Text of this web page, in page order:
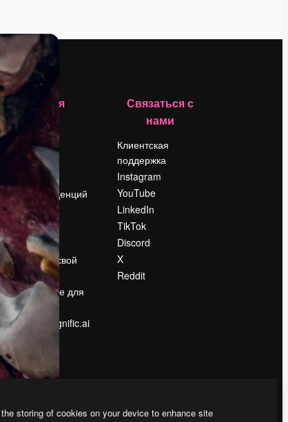
Компания
Цены
О нас
Reviews
Вакансии
Поиск тенденций
Блог
События
Slidesgo
Продайте свой
контент
Помещение для
прессы
Ищете magnific.ai
Связаться с
нами
Клиентская
поддержка
Instagram
YouTube
LinkedIn
TikTok
Discord
X
Reddit
storing of cookies on your device to enhance site